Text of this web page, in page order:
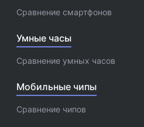
Сравнение смартфонов
Умные часы
Сравнение умных часов
Мобильные чипы
Сравнение чипов